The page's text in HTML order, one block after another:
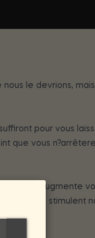
le devrions,
pour vous
que vous
attrait, augmente
arôme, stimulent